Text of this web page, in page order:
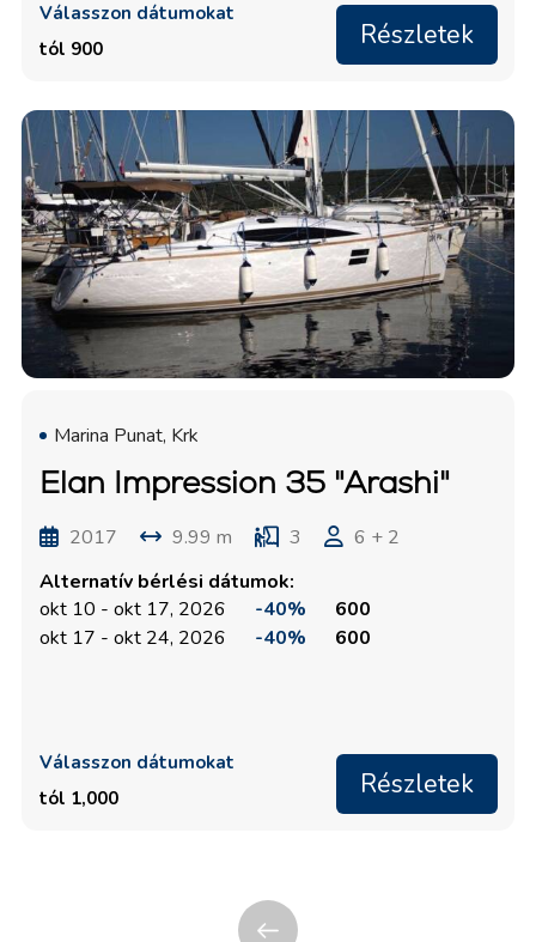
Válasszon dátumokat
tól 900
Részletek
Marina Punat, Krk
Elan Impression 35 "Arashi"
2017 9.99 m 3
6 + 2
Alternatív bérlési dátumok:
okt 10 - okt 17, 2026
-40%
600
okt 17 - okt 24, 2026
-40% 600
Válasszon dátumokat
tól 1,000
Részletek